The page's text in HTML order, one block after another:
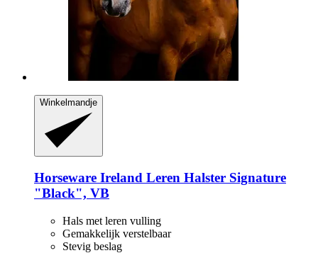
Winkelmandje
Horseware Ireland Leren Halster Signature
"Black", VB
Hals met leren vulling
Gemakkelijk verstelbaar
Stevig beslag